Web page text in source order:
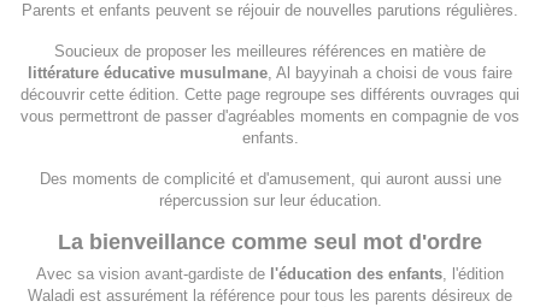
Parents et enfants peuvent se réjouir de nouvelles parutions régulières.
Soucieux de proposer les meilleures références en matière de
littérature éducative musulmane, Al bayyinah a choisi de vous faire
découvrir cette édition. Cette page regroupe ses différents ouvrages qui
vous permettront de passer d'agréables moments en compagnie de vos
enfants.
Des moments de complicité et d'amusement, qui auront aussi une
répercussion sur leur éducation.
La bienveillance comme seul mot d'ordre
Avec sa vision avant-gardiste de l'éducation des enfants, l'édition
Waladi est assurément la référence pour tous les parents désireux de